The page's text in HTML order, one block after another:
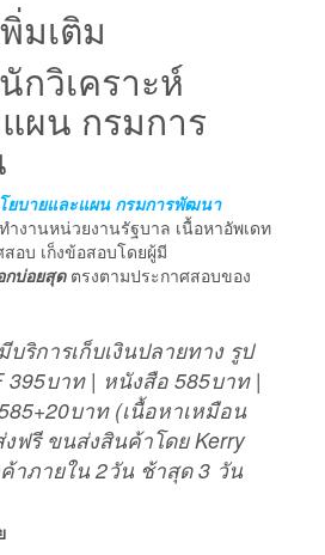
มเติม
วิเคราะห์
ผน กรมการ
ยบายและแผน กรมการพัฒนา
งานหน่วยงานรัฐบาล เนื้อหาอัพเดท
อบ เก็งข้อสอบโดยผู้มี
กบ่อยสุดตรงตามประกาศสอบของ
ริการเก็บเงินปลายทาง รูป
395บาท | หนังสือ 585บาท |
บาท (เนื้อหาเหมือน
ฟรี ขนส่งสินค้าโดย Kerry
าภายใน 2วัน ช้าสุด 3 วัน